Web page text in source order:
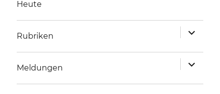
Heute
Rubriken
anzeigen
Meldungen
anzeigen